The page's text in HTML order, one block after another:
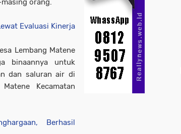
orang.
Evaluasi Kinerja
Lembang Matene
binaannya untuk
dan saluran air di
Kecamatan
Berhasil